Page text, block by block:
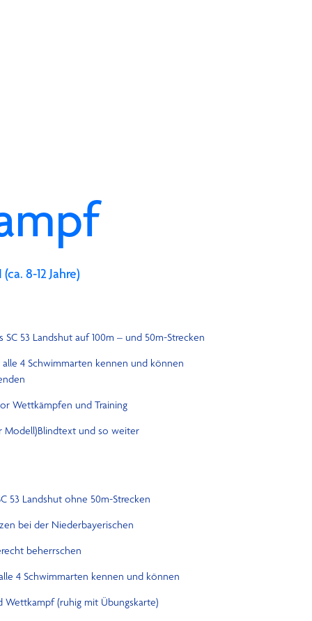
8-12 Jahre)
53 Landshut auf 100m – und 50m-Strecken
4 Schwimmarten kennen und können
Wettkämpfen und Training
Modell)Blindtext und so weiter
53 Landshut ohne 50m-Strecken
bei der Niederbayerischen
beherrschen
4 Schwimmarten kennen und können
Wettkampf (ruhig mit Übungskarte)